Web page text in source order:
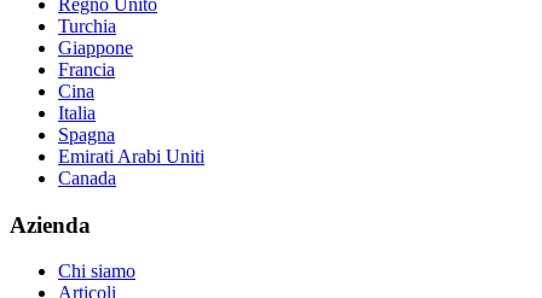
Regno Unito
Turchia
Giappone
Francia
Cina
Italia
Spagna
Emirati Arabi Uniti
Canada
Azienda
Chi siamo
Articoli